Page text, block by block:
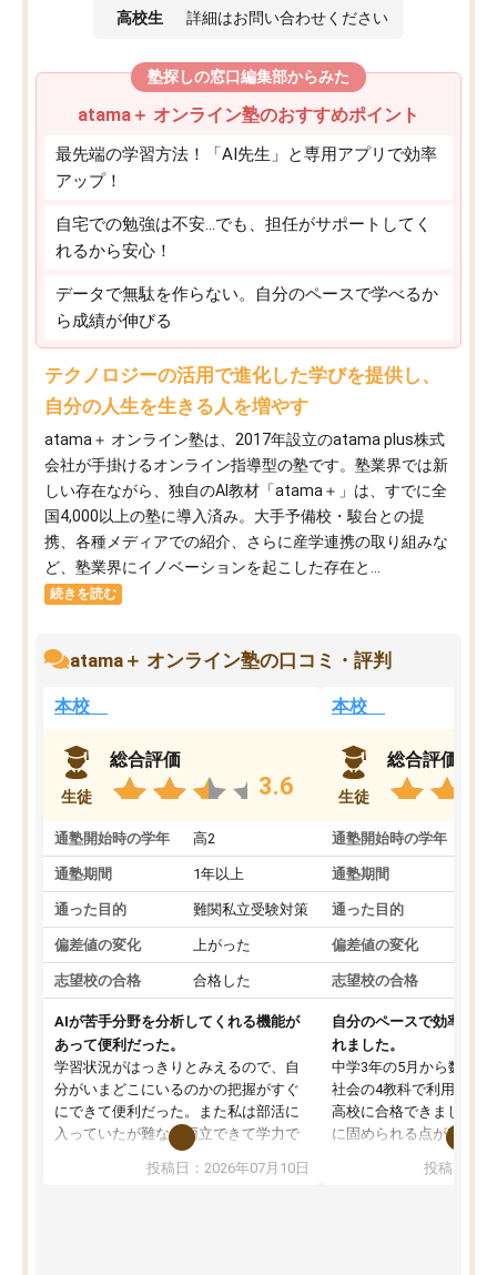
高校生 詳細はお問い合わせください
塾探しの窓口編集部からみた
atama＋ オンライン塾のおすすめポイント
最先端の学習方法！「AI先生」と専用アプリで効率
アップ！
自宅での勉強は不安…でも、担任がサポートしてく
れるから安心！
データで無駄を作らない。自分のペースで学べるか
ら成績が伸びる
テクノロジーの活用で進化した学びを提供し、
自分の人生を生きる人を増やす
atama＋ オンライン塾は、2017年設立のatama plus株式
会社が手掛けるオンライン指導型の塾です。塾業界では新
しい存在ながら、独自のAI教材「atama＋」は、すでに全
国4,000以上の塾に導入済み。大手予備校・駿台との提
携、各種メディアでの紹介、さらに産学連携の取り組みな
ど、塾業界にイノベーションを起こした存在と...
続きを読む
atama＋ オンライン塾の口コミ・評判
本校
生徒
総合評価
3.6
通塾開始時の学年 高2
通塾期間 1年以上
通った目的 難関私立受験対策
偏差値の変化 上がった
志望校の合格 合格した
AIが苦手分野を分析してくれる機能が
あって便利だった。
学習状況がはっきりとみえるので、自
分がいまどこにいるのかの把握がすぐ
にできて便利だった。また私は部活に
入っていたが難なく両立できて学力で
も部活でも結果を残すことができてよ
かった。また問題演習の際に、自分が
投稿日：2026年07月10日
本校
生徒
総合評価
通塾開始時の学年
通塾期間
通った目的
偏差値の変化
志望校の合格
自分のペースで効率よく
れました。
中学3年の5月から数学・
社会の4教科で利用し、
高校に合格できました。
に固められる点が魅力で
項目のおかげで、手軽
投稿日：